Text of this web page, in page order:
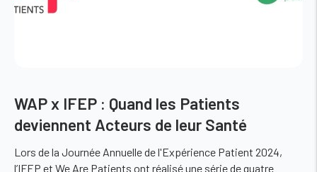
WAP x IFEP : Quand les Patients
deviennent Acteurs de leur Santé
Lors de la Journée Annuelle de l'Expérience Patient 2024,
l’IFEP et We Are Patients ont réalisé une série de quatre